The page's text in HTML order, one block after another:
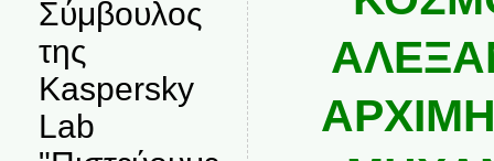
Σύμβουλος
της
Kaspersky
Lab